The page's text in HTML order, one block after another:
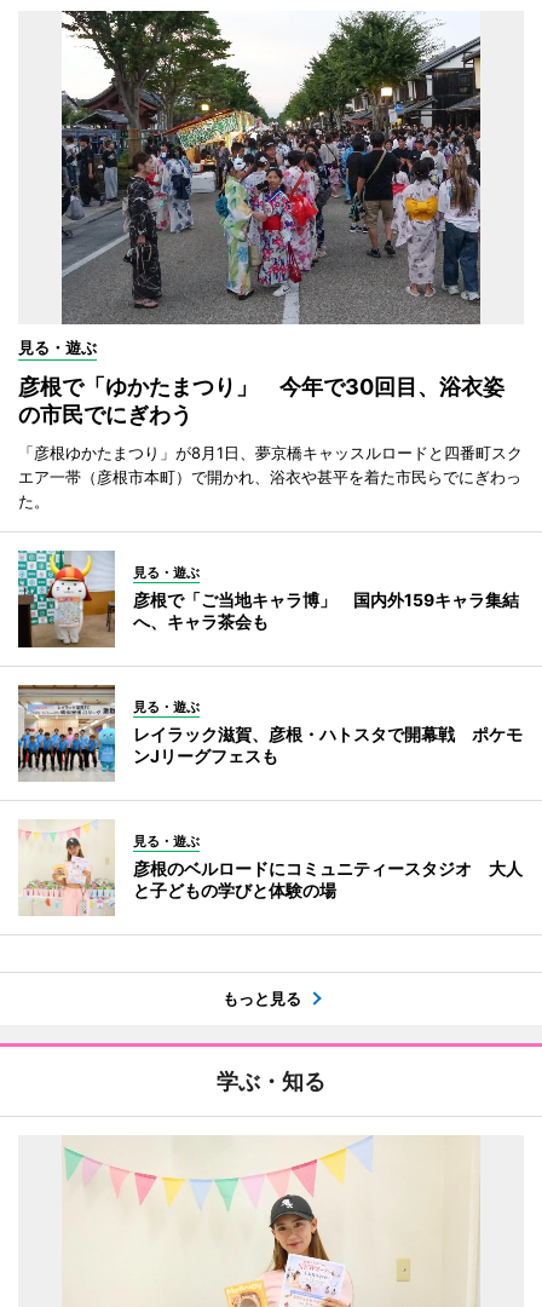
見る・遊ぶ
彦根で「ゆかたまつり」 今年で30回目、浴衣姿
の市民でにぎわう
「彦根ゆかたまつり」が8月1日、夢京橋キャッスルロードと四番町スク
エア一帯（彦根市本町）で開かれ、浴衣や甚平を着た市民らでにぎわっ
た。
見る・遊ぶ
彦根で「ご当地キャラ博」 国内外159キャラ集結
へ、キャラ茶会も
見る・遊ぶ
レイラック滋賀、彦根・ハトスタで開幕戦 ポケモ
ンJリーグフェスも
見る・遊ぶ
彦根のベルロードにコミュニティースタジオ 大人
と子どもの学びと体験の場
もっと見る
学ぶ・知る